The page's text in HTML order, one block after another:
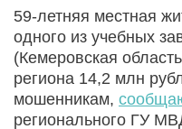
59-летняя местная
одного из учебных
(Кемеровская
региона 14,2 млн
мошенникам,
регионального ГУ